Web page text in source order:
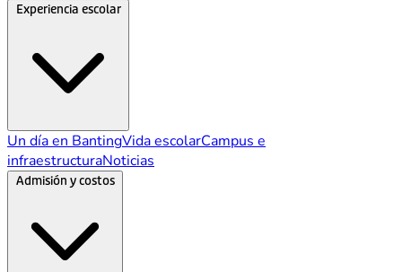
Experiencia escolar
Un día en BantingVida escolarCampus e
infraestructuraNoticias
Admisión y costos